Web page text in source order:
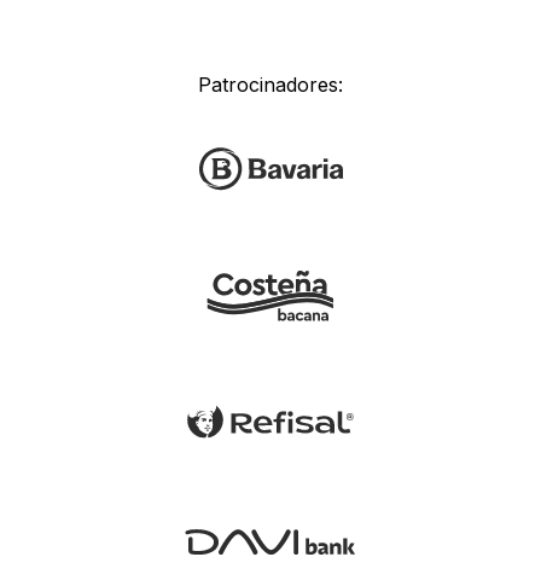
Patrocinadores: